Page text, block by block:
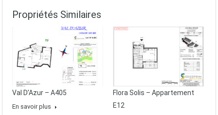
Propriétés Similaires
Val D’Azur – A405
En savoir plus
Flora Solis – Appartement
E12